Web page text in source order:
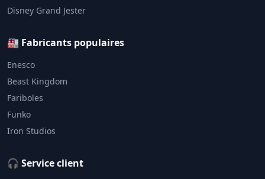
Disney Grand Jester
🏭 Fabricants populaires
Enesco
Beast Kingdom
Fariboles
Funko
Iron Studios
🎧 Service client